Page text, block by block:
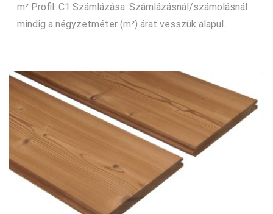
m² Profil: C1 Számlázása: Számlázásnál/számolásnál
mindig a négyzetméter (m²) árat vesszük alapul.